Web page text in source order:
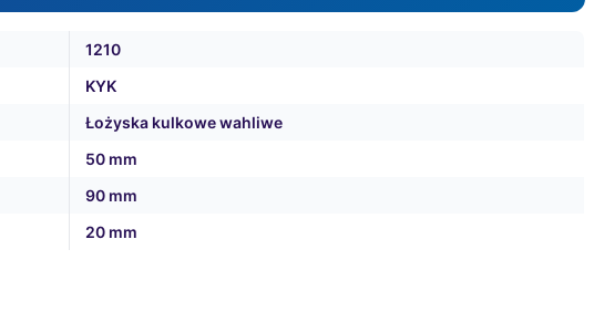
1210
KYK
Łożyska kulkowe wahliwe
50 mm
90 mm
20 mm